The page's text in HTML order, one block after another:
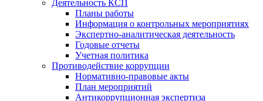
Деятельность КСП
Планы работы
Информация о контрольных мероприятиях
Экспертно-аналитическая деятельность
Годовые отчеты
Учетная политика
Противодействие коррупции
Нормативно-правовые акты
План мероприятий
Антикоррупционная экспертиза